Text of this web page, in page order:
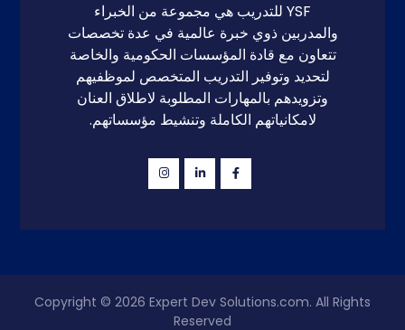
YSF للتدريب هي مجموعة من الخبراء
والمدربين ذوي خبرة عالمية في عدة تخصصات
تتعاون مع قادة المؤسسات الحكومية والخاصة
لتحديد وتوفير التدريب المتخصص لموظفيهم
وتزويدهم بالمهارات المطلوبة لاطلاق العنان
لامكانياتهم الكاملة وتنشيط مؤسساتهم.
Copyright © 2026 Expert Dev Solutions.com. All Rights
Reserved